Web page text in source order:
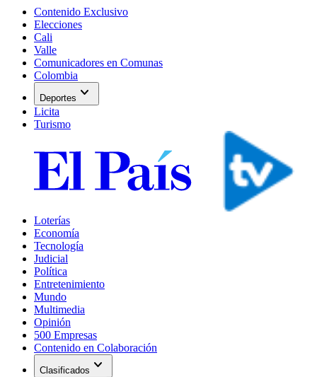
Contenido Exclusivo
Elecciones
Cali
Valle
Comunicadores en Comunas
Colombia
Deportes expand_more
Licita
Turismo
Loterías
Economía
Tecnología
Judicial
Política
Entretenimiento
Mundo
Multimedia
Opinión
500 Empresas
Contenido en Colaboración
Clasificados expand_more